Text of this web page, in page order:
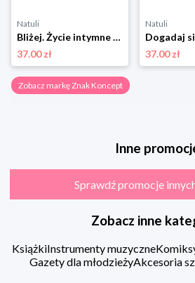
Natuli
Bliżej. Życie intymne bez presji i w zgodzie ze sobą Znak koncept
37.00 zł
Natuli
37.00 zł
Zobacz markę Znak Koncept
Inne
Sprawdź promocje
Zobacz inne
KsiążkiInstrumenty muzyczne
Gazety dla młodzieżyAkcesoria